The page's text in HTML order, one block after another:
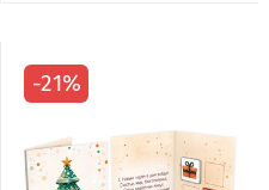
-21%